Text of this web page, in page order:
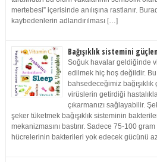
mertebesi” içerisinde anılışına rastlanır.
kaybedenlerin adlandırılması […]
Bağışıklık sistemini
Soğuk havalar geldiğinde
edilmek hiç hoş değildir.
bahsedeceğimiz
virüslerin getirdiği
çıkarmanızı sağlayabilir.
şeker tüketmek bağışıklık sisteminin
mekanizmasını bastırır. Sadece 75-100
hücrelerinin bakterileri yok edecek gücünü